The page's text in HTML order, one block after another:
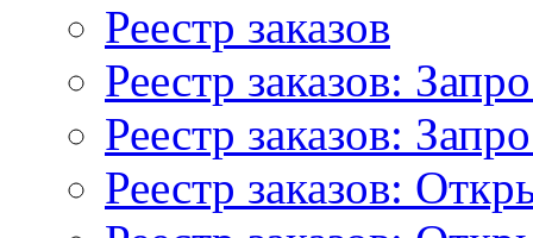
Реестр заказов
Реестр заказов:
Реестр заказов:
Реестр заказов: